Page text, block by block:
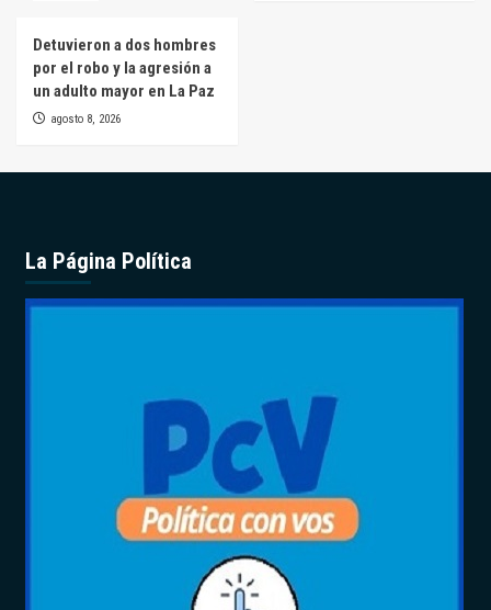
Detuvieron a dos hombres
por el robo y la agresión a
un adulto mayor en La Paz
agosto 8, 2026
La Página Política